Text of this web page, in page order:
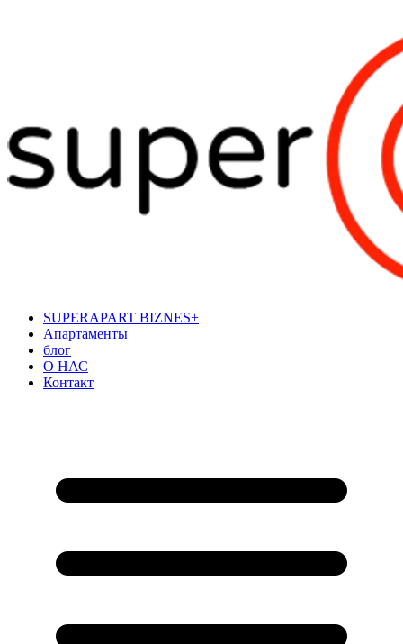
SUPERAPART BIZNES+
Апартаменты
блог
О НАС
Контакт